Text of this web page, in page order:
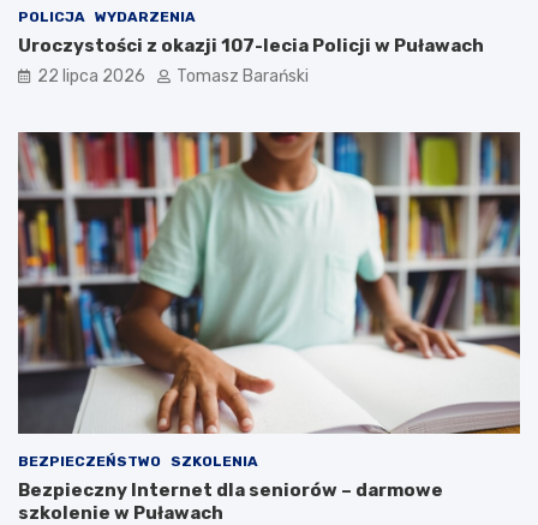
a
n
n
a
w
ł
o
w
s
k
ł
u
ż
d
l
a
S
p
o
ł
c
z
n
c
i
POLICJA WYDARZENIA
Uroczystości z okazji 107-lecia Policji w Puławach
22 lipca 2026 Tomasz Barański
BEZPIECZEŃSTWO SZKOLENIA
Bezpieczny Internet dla seniorów – darmowe
szkolenie w Puławach